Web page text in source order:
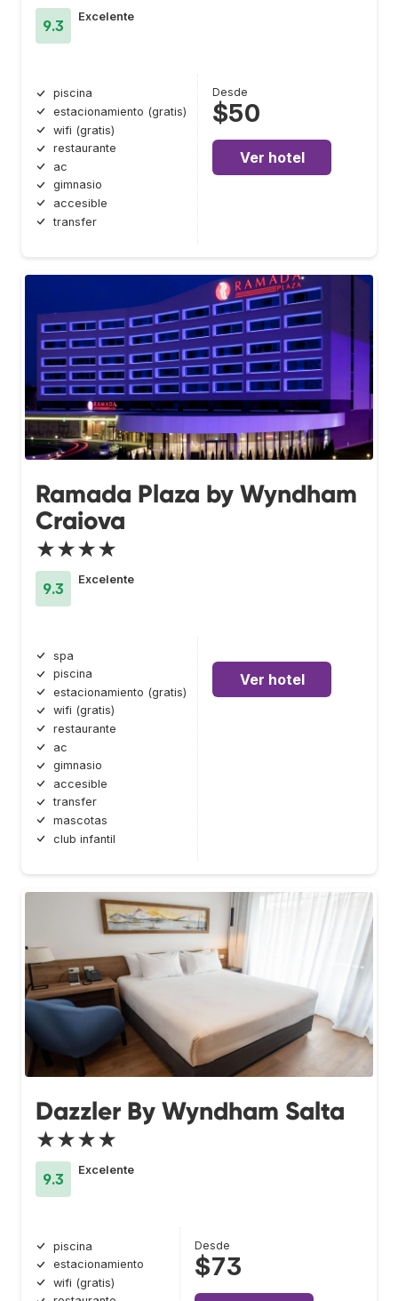
9.3
Excelente
piscina
estacionamiento (gratis)
wifi (gratis)
restaurante
ac
gimnasio
accesible
transfer
Desde
$50
Ver hotel
Ramada Plaza by Wyndham
Craiova
★★★★
9.3
Excelente
spa
piscina
estacionamiento (gratis)
wifi (gratis)
restaurante
ac
gimnasio
accesible
transfer
mascotas
club infantil
Ver hotel
Dazzler By Wyndham Salta
★★★★
9.3
Excelente
piscina
estacionamiento
wifi (gratis)
Desde
$73